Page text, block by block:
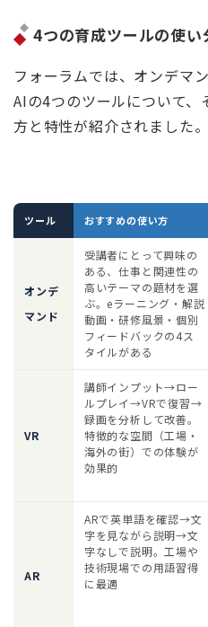
4つの育成ツールの使い
フォーラムでは、オンデマ
AIの4つのツールについて
方と特性が紹介されました。
ツール おすすめの使い方
オンデ
マンド
受講者にとって興味の
ある、仕事と関連性の
高いテーマの題材を選
ぶ。eラーニング・解説
動画・研修風景・個別
フィードバックの4ス
タイルがある
VR
講師インプット→ロー
ルプレイ→VRで復習→
録画を分析して改善。
特徴的な空間（工場・
海外の街）での体験が
効果的
AR
ARで英単語を確認→文
字を見ながら説明→文
字なしで説明。工場や
技術現場での用語習得
に最適